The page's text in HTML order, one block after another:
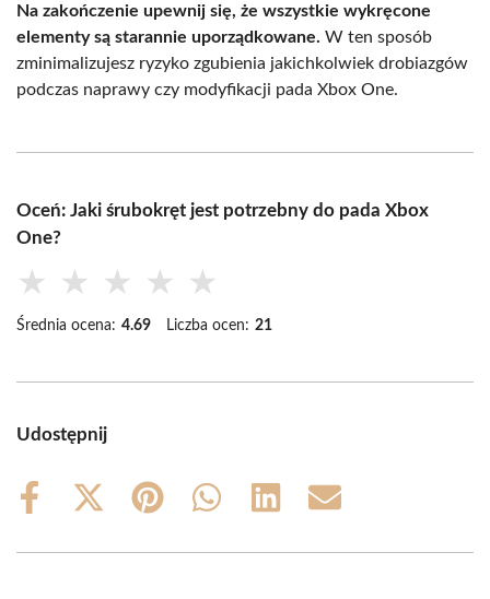
Na zakończenie upewnij się, że wszystkie wykręcone
elementy są starannie uporządkowane. W ten sposób
zminimalizujesz ryzyko zgubienia jakichkolwiek drobiazgów
podczas naprawy czy modyfikacji pada Xbox One.
Oceń: Jaki śrubokręt jest potrzebny do pada Xbox
One?
★ ★ ★ ★ ★
Średnia ocena: 4.69 Liczba ocen: 21
Udostępnij
Share
Share
(Twitter)
Share
Share
Share
Share